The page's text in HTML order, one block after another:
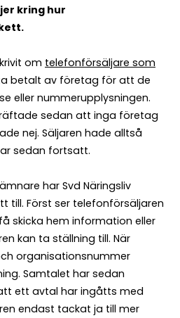
kring hur
om telefonförsäljare som
betalt av företag för att de
eller nummerupplysningen.
sedan att inga företag
nej. Säljaren hade alltså
sedan fortsatt.
har Svd Näringsliv
till. Först ser telefonförsäljaren
skicka hem information eller
kan ta ställning till. När
organisationsnummer
Samtalet har sedan
ett avtal har ingåtts med
endast tackat ja till mer